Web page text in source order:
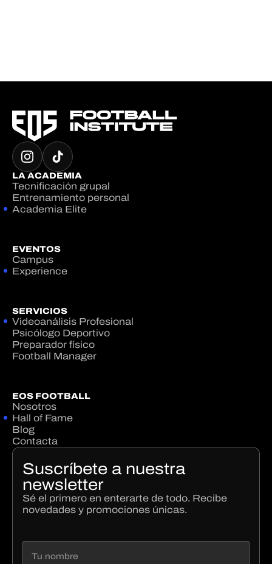
LA ACADEMIA
Tecnificación grupal
Entrenamiento personal
Academia Elite
EVENTOS
Campus
Experience
SERVICIOS
Videoanálisis Profesional
Psicólogo Deportivo
Preparador físico
Football Manager
EOS FOOTBALL
Nosotros
Hall of Fame
Blog
Contacta
Suscríbete a nuestra
newsletter
Sé el primero en enterarte de todo. Recibe
novedades y promociones únicas.